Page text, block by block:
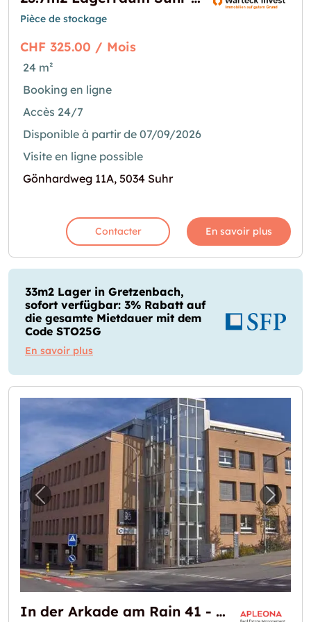
Pièce de stockage
CHF 325.00 / Mois
24 m²
Booking en ligne
Accès 24/7
Disponible à partir de 07/09/2026
Visite en ligne possible
Gönhardweg 11A, 5034 Suhr
Contacter En savoir plus
33m2 Lager in Gretzenbach,
sofort verfügbar: 3% Rabatt auf
die gesamte Mietdauer mit dem
Code STO25G
En savoir plus
Image précédente pour "In der Arkade am
In der Arkade am Rain 41 - Stadt Aarau